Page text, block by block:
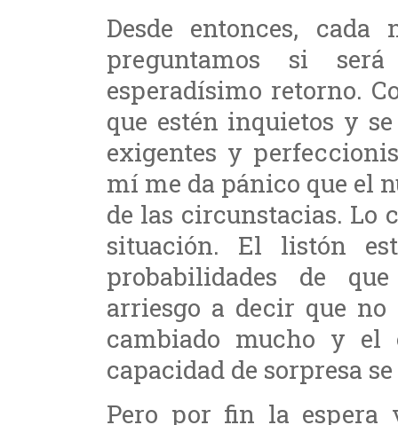
Desde entonces,
preguntamos si
esperadísimo retorno.
que estén inquietos y
exigentes y
mí me da pánico que el
de las circunstacias. Lo
situación. El listón
probabilidades de
arriesgo a decir que
cambiado mucho y el
capacidad de sorpresa
Pero por fin la